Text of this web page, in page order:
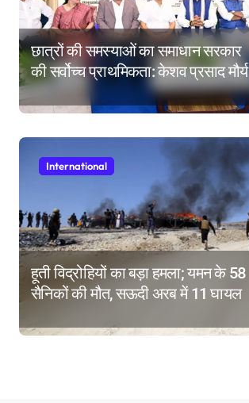
छात्रों की समस्याओं का समाधान सरकार
की सर्वोच्च प्राथमिकता: केशव प्रसाद मौर्य
International
हूती विद्रोहियों का बड़ा हमला; यमन के 58
सैनिकों की मौत, सऊदी अरब में 11 घायल